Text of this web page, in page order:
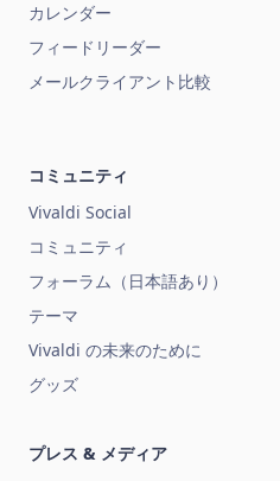
カレンダー
フィードリーダー
メールクライアント比較
コミュニティ
Vivaldi Social
コミュニティ
フォーラム（日本語あり）
テーマ
Vivaldi の未来のために
グッズ
プレス & メディア